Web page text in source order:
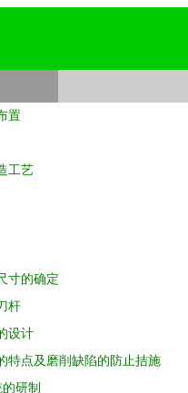
置
工艺
寸的确定
杆
设计
特点及磨削缺陷的防止拮施
研制